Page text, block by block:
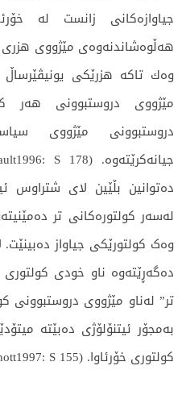
جیاوازەكانی زانست لە
هەڵوەشاندنەوەی مێژووی
وەك تاكە هزرێكی
مێژووی دروستبوونی هەر
دروستبوونی مێژووی
دەتوانین بڵێین لای شتراوس
لەسەر کولتورەکانی تر
وەک کولتورێکی جیاواز
دەگەڕێتەوە ناو خودی
تر” لەناو مێژووی دروستبوونی
بەمجۆر ئیتنۆلۆژی دەبێتە
کولتوری خۆرئاوا. (Schott1997: S 155)